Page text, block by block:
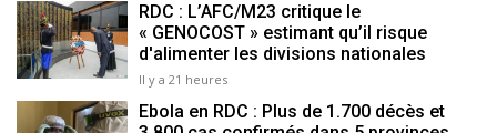
RDC : L’AFC/M23 critique le
« GENOCOST » estimant qu’il risque
d'alimenter les divisions nationales
Il y a 21 heures
Ebola en RDC : Plus de 1.700 décès et